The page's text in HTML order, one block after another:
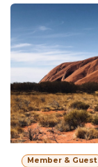
Member & Guest